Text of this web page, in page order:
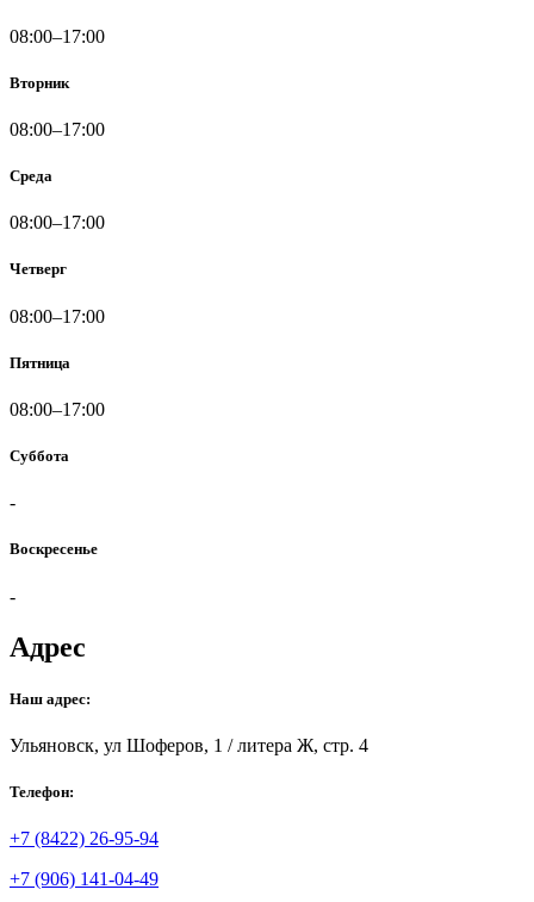
08:00–17:00
Вторник
08:00–17:00
Среда
08:00–17:00
Четверг
08:00–17:00
Пятница
08:00–17:00
Суббота
-
Воскресенье
-
Адрес
Наш адрес:
Ульяновск, ул Шоферов, 1 / литера Ж, стр. 4
Телефон:
+7 (8422) 26-95-94
+7 (906) 141-04-49